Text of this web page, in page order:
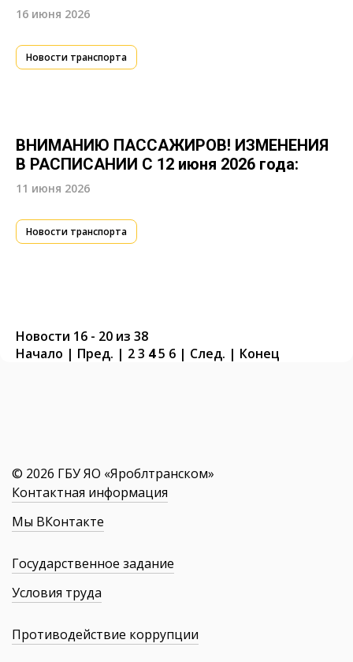
16 июня 2026
Новости транспорта
ВНИМАНИЮ ПАССАЖИРОВ! ИЗМЕНЕНИЯ
В РАСПИСАНИИ С 12 июня 2026 года:
11 июня 2026
Новости транспорта
Новости 16 - 20 из 38
Начало | Пред. | 23 45 6 | След. | Конец
© 2026 ГБУ ЯО «Яроблтранском»
Контактная информация
Мы ВКонтакте
Государственное задание
Условия труда
Противодействие коррупции